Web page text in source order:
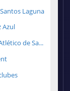
Laguna
Azul
de Sa...